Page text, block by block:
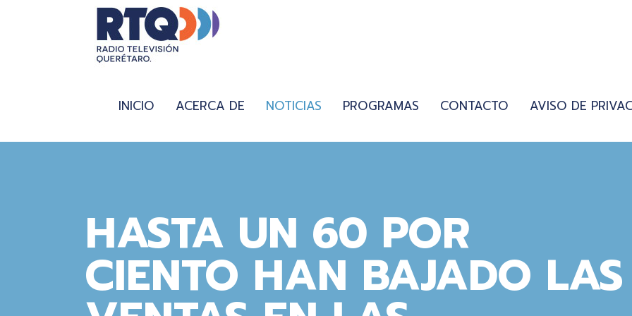
INICIO ACERCA DE NOTICIAS PROGRAMAS CONTACTO AVISO DE
HASTA UN 60 POR
CIENTO HAN BAJADO LAS